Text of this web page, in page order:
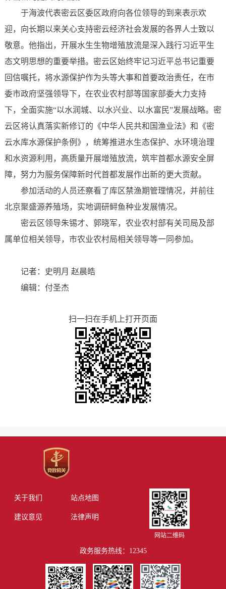
于海波代表密云区委区政府向各位领导的到来表示欢
迎，向长期以来关心支持密云经济社会发展的各界人士致以
敬意。他指出，开展水生生物增殖放流是深入践行习近平生
态文明思想的重要举措。密云区始终牢记习近平总书记重要
回信嘱托，将水源保护作为头等大事和首要政治责任，在市
委市政府坚强领导下，在农业农村部等国家部委大力支持
下，全面实施“以水润城、以水兴业、以水富民”发展战略。密
云区将认真落实新修订的《中华人民共和国渔业法》和《密
云水库水源保护条例》，统筹推进水生态保护、水环境治理
和水资源利用，高质量开展增殖放流，筑牢首都水源安全屏
障，努力为服务保障新时代首都发展作出新的更大贡献。
参加活动的人员还察看了库区禁渔期管理情况，并前往
北京聚盛源养殖场，实地调研鲟鱼种业发展情况。
密云区领导朱锡才、郭晓军，农业农村部有关司局及部
属单位相关领导，市农业农村局相关领导等一同参加。
记者：史明月 赵晨皓
编辑：付圣杰
扫一扫在手机上打开页面
关于我们 站点地图
建议意见 法律声明
网站二维码
政务服务热线：12345